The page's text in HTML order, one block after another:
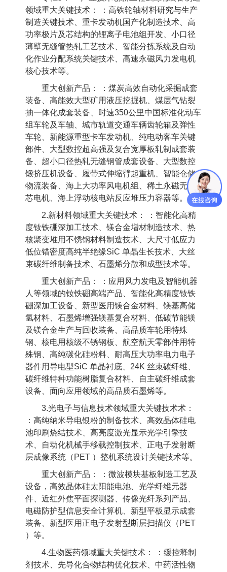
领域重大关键技术： ：高铁轮轴材料研究与生产
制造关键技术、重卡发动机国产化制造技术、高
功率极片及芯结构的锂离子电池组开发、小口径
薄壁无缝管热轧工艺技术、智能分拣系统及自动
化作业分配系统关键技术、高速永磁风力发电机
核心技术等。
重大创新产品： ：煤炭高效自动化采掘成套
装备、高能效大型矿用液压挖掘机、煤层气钻裂
抽一体化成套装备、时速350公里中国标准化动车
组车轮及车轴、城市轨道交通车辆齿轮箱及弹性
车轮、新能源重型卡车发动机、纯电动客车关键
部件、大型数控超高强及复合宽厚板轧制成套装
备、超小口径热轧无缝钢管成套设备、大型数控
锻挤压机设备、履带式伸缩臂起重机、智能仓储
物流装备、海上大功率风电机组、稀土永磁无铁
芯电机、海上浮动核电站反应堆压力容器等。
2.新材料领域重大关键技术： ：智能化高精
度钕铁硼深加工技术、镁合金增材制造技术、热
核聚变堆用不锈钢材料制造技术、大尺寸低应力
低位错密度高纯半绝缘SiC 单晶生长技术、大丝
束碳纤维制备技术、石墨烯分散和成型技术等。
重大创新产品： ：应用风力发电及智能机器
人等领域的钕铁硼高端产品、智能化高精度钕铁
硼深加工设备、新型医用镁合金材料、镁基高储
氢材料、石墨烯增强镁基复合材料、低碳节能镁
及镁合金生产与回收装备、高品质车轮用特殊
钢、核电用核级不锈钢板、航空航天零部件用特
殊钢、高纯碳化硅粉料、耐高压大功率电力电子
器件用导电型SiC 单晶衬底、 24K 丝束碳纤维、
碳纤维特种功能树脂复合材料、自主碳纤维成套
设备、面向应用领域的高品质石墨烯等。
3.光电子与信息技术领域重大关键技术术：
：高纯纳米导电银粉的制备技术、高效晶体硅电
池印刷烧结技术、高亮度激光显示光学引擎技
术、自动化机械手移载控制技术、正电子发射断
层成像系统（ PET ）整机系统设计关键技术等。
重大创新产品： ：微波模块基板制造工艺及
设备，高效晶体硅太阳能电池、光学纤维元器
件、近红外焦平面探测器、传像光纤系列产品、
电磁防护型信息安全计算机、新型平板显示成套
装备、新型医用正电子发射型断层扫描仪（ PET
）等。
4.生物医药领域重大关键技术： ：缓控释制
剂技术、先导化合物结构优化技术、中药活性物